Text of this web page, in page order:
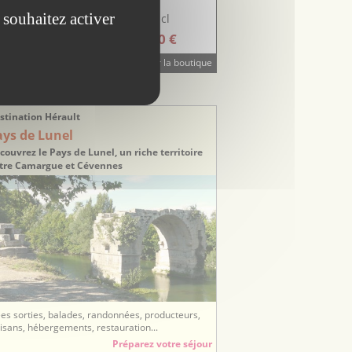
25 cl
25 cl
5.20 €
Visiter la boutique
Hérault
de Lunel
le Pays de Lunel, un riche territoire
Camargue et Cévennes
sorties, balades, randonnées, producteurs,
hébergements, restauration...
Préparez votre séjour
activer